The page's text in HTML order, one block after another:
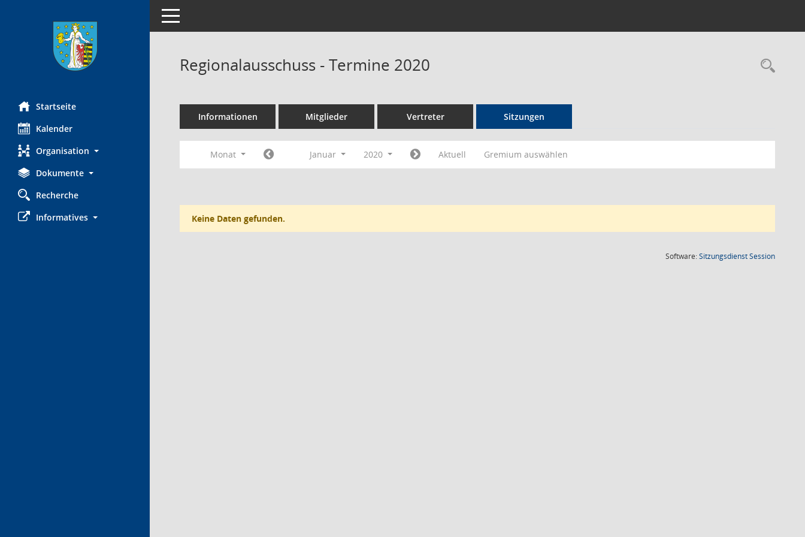
Startseite
Kalender
Organisation
Dokumente
Recherche
Informatives
Toggle navigation
Regionalausschuss - Termine 2020
Informationen Mitglieder Vertreter Sitzungen
Monat Januar 2020 Aktuell Gremium auswählen
Keine Daten gefunden.
Software:SitzungsdienstSession(Wird in